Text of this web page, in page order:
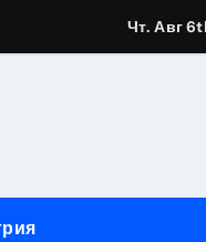
ресниц и
Чт. Авг